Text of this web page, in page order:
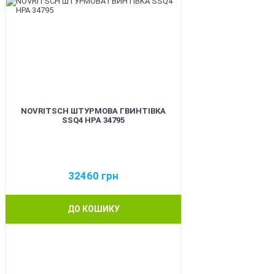
NOVRITSCH ШТУРМОВА ГВИНТІВКА
SSQ4 HPA 34795
32460 грн
ДО КОШИКУ